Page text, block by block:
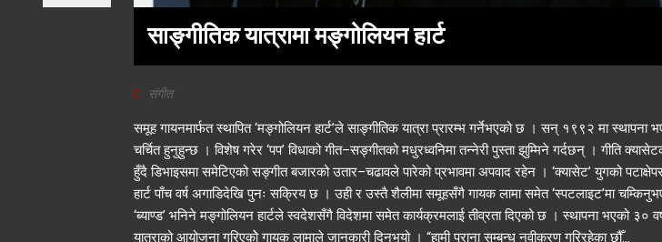
साङ्गीतिक यात्रामा मङ्गोलियन हार्ट
संगीत
समूह गायनमार्फत स्थापित ‘मङ्गोलियन हार्ट’ले साङ्गीतिक यात्रा प्रारम्भ गर्नेभएको छ । सन् १९९२ मा स्थापना
चर्चित हुनुहुन्छ । विशेष गरेर ‘पप’ विधाको गीत–सङ्गीतको मधुरध्वनिमा तन्नेरी पुस्ता झुम्मिने गर्दछन् । गीति
हुँदै डिभाइसमा समेटिएको सङ्गीत बजारको उतार–चढावले पारेको प्रभावमा अपवाद रहेन । ‘क्यासेट’ युगको
हार्ट पाँच वर्ष अगाडिदेखि पुनः सक्रिय छ । उही र उस्तै शैलीमा समूहसँगै गायक लामा समेत ‘स्पटलाइट’मा
‘ब्याण्ड’ भनिने मङ्गोलियन हार्टले स्वदेशसँगै विदेशमा समेत कार्यक्रमलाई तीव्रता दिएको छ । स्थापना भएको ३०
यात्राको आयोजना गरिएकोे गायक लामाले जानकारी दिनुभयो । “हामी पुराना सम्बन्ध नवीकरण गरिरहेका छौँ...